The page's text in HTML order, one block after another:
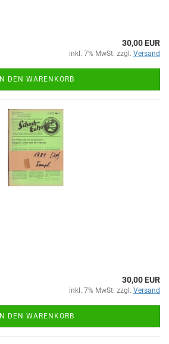
30,00 EUR
inkl. 7% MwSt. zzgl. Versand
IN DEN WARENKORB
30,00 EUR
inkl. 7% MwSt. zzgl. Versand
IN DEN WARENKORB